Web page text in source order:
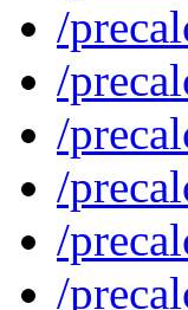
/
/
/
/
/
/